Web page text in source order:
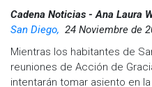
Cadena Noticias - Ana Laura
San Diego, 24 Noviembre de
Mientras los habitantes de
reuniones de Acción de
intentarán tomar asiento en